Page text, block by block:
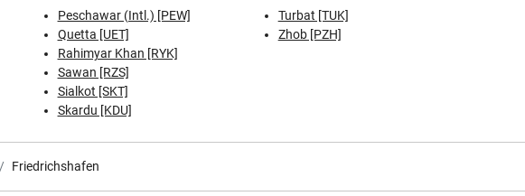
Peschawar (Intl.) [PEW]
Quetta [UET]
Rahimyar Khan [RYK]
Sawan [RZS]
Sialkot [SKT]
Skardu [KDU]
Turbat [TUK]
Zhob [PZH]
Friedrichshafen